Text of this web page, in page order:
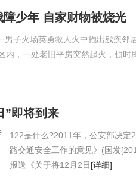
少年 自家财物被烧光
男子火场英勇救人火中抱出残疾
内，一处老旧平房突然起火，顿时
”即将到来
122是什么?2011年，公安部决定
路交通安全工作的意见》(国发
报送《关于将12月2日 [详细]